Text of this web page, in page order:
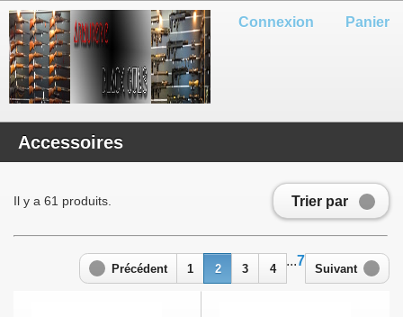
Panier
Connexion
Accessoires
Trier par
Il y a 61 produits.
Précédent 1 2 3 4
...7
Suivant